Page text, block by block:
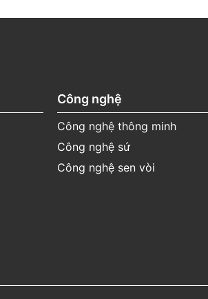
Công nghệ
Công nghệ thông minh
Công nghệ sứ
Công nghệ sen vòi